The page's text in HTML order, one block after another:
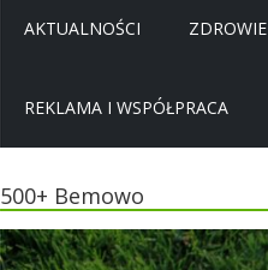
Bemowa
AKTUALNOŚCI ZDROWIE
REKLAMA I WSPÓŁPRACA
500+ Bemowo